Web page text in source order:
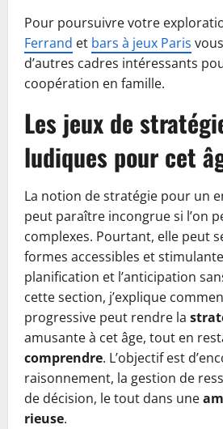
Pour poursuivre votre
Ferrand et bars à jeux Paris
d’autres cadres intéressants
coopération en famille.
Les jeux de
ludiques pour cet
La notion de stratégie pour un
peut paraître incongrue si l’on
complexes. Pourtant, elle peut
formes accessibles et
planification et l’anticipation
cette section, j’explique
progressive peut rendre la
amusante à cet âge, tout en
comprendre. L’objectif est
raisonnement, la gestion de
de décision, le tout dans une
rieuse.